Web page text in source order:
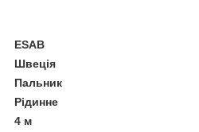
ESAB
Швеція
Пальник
Рідинне
4 м